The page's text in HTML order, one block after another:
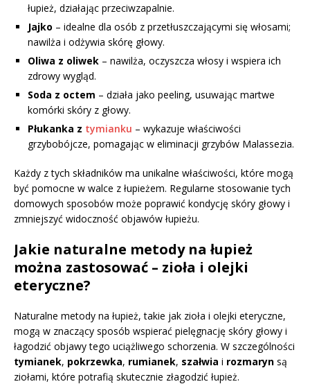
łupież, działając przeciwzapalnie.
Jajko – idealne dla osób z przetłuszczającymi się włosami;
nawilża i odżywia skórę głowy.
Oliwa z oliwek – nawilża, oczyszcza włosy i wspiera ich
zdrowy wygląd.
Soda z octem – działa jako peeling, usuwając martwe
komórki skóry z głowy.
Płukanka z tymianku – wykazuje właściwości
grzybobójcze, pomagając w eliminacji grzybów Malassezia.
Każdy z tych składników ma unikalne właściwości, które mogą
być pomocne w walce z łupieżem. Regularne stosowanie tych
domowych sposobów może poprawić kondycję skóry głowy i
zmniejszyć widoczność objawów łupieżu.
Jakie naturalne metody na łupież
można zastosować – zioła i olejki
eteryczne?
Naturalne metody na łupież, takie jak zioła i olejki eteryczne,
mogą w znaczący sposób wspierać pielęgnację skóry głowy i
łagodzić objawy tego uciążliwego schorzenia. W szczególności
tymianek, pokrzewka, rumianek, szałwia i rozmaryn są
ziołami, które potrafią skutecznie złagodzić łupież.